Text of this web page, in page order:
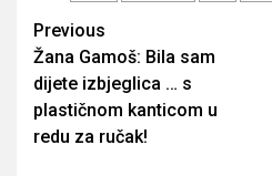
Post
navigation
Previous
Žana Gamoš: Bila sam
dijete izbjeglica … s
plastičnom kanticom u
redu za ručak!